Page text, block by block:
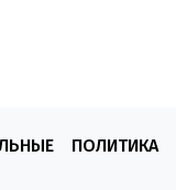
ПОЛИТИКА